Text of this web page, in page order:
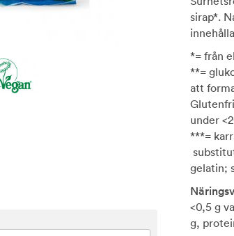
sirap*.
*= från
**=
att
under
***=
gelatin;
<0,5 g
g,